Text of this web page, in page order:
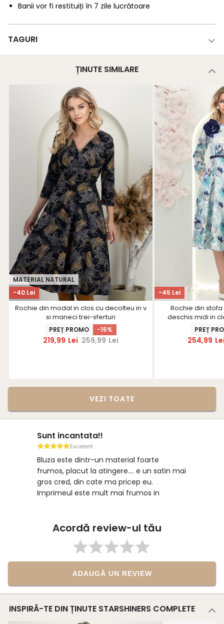
Banii vor fi restituiți în 7 zile lucrătoare
TAGURI
ȚINUTE SIMILARE
-40 Lei
MATERIAL NATURAL
Rochie din modal in clos cu decolteu in v
si maneci trei-sferturi
PREȚ PROMO -15%
219,99 Lei 259,99 Lei
-45 Lei
Rochie din
deschis midi in
brosa florara
PREȚ
254,99
VEZI TOATE
Sunt incantata!!
Excelent
Bluza este dintr-un material foarte
frumos, placut la atingere.... e un satin mai
gros cred, din cate ma pricep eu.
Imprimeul este mult mai frumos in
Acordă review-ul tău
ADAUGĂ UN REVIEW
INSPIRĂ-TE DIN ȚINUTE STARSHINERS COMPLETE